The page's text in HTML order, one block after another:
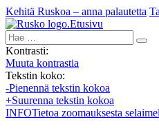
Kehitä Ruskoa – anna palautetta
Etusivu
Hae:
Kontrasti:
Muuta kontrastia
Tekstin koko:
-Pienennä tekstin kokoa
+Suurenna tekstin kokoa
INFOTietoa zoomauksesta